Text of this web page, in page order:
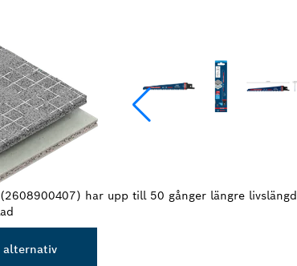
har upp till 50 gånger längre livslängd